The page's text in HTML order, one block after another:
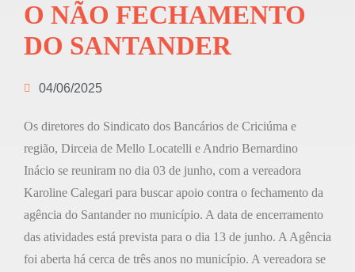
O NÃO FECHAMENTO
DO SANTANDER
04/06/2025
Os diretores do Sindicato dos Bancários de Criciúma e
região, Dirceia de Mello Locatelli e Andrio Bernardino
Inácio se reuniram no dia 03 de junho, com a vereadora
Karoline Calegari para buscar apoio contra o fechamento da
agência do Santander no município. A data de encerramento
das atividades está prevista para o dia 13 de junho. A Agência
foi aberta há cerca de três anos no município. A vereadora se